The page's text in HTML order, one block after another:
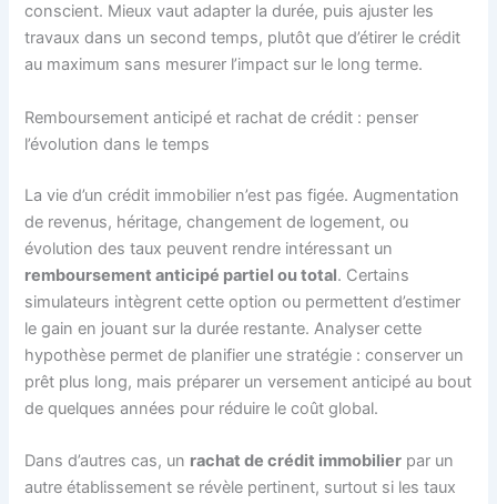
conscient. Mieux vaut adapter la durée, puis ajuster les
travaux dans un second temps, plutôt que d’étirer le crédit
au maximum sans mesurer l’impact sur le long terme.
Remboursement anticipé et rachat de crédit : penser
l’évolution dans le temps
La vie d’un crédit immobilier n’est pas figée. Augmentation
de revenus, héritage, changement de logement, ou
évolution des taux peuvent rendre intéressant un
remboursement anticipé partiel ou total. Certains
simulateurs intègrent cette option ou permettent d’estimer
le gain en jouant sur la durée restante. Analyser cette
hypothèse permet de planifier une stratégie : conserver un
prêt plus long, mais préparer un versement anticipé au bout
de quelques années pour réduire le coût global.
Dans d’autres cas, un rachat de crédit immobilier par un
autre établissement se révèle pertinent, surtout si les taux